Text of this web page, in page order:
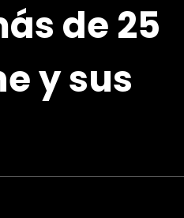
de 25
y sus